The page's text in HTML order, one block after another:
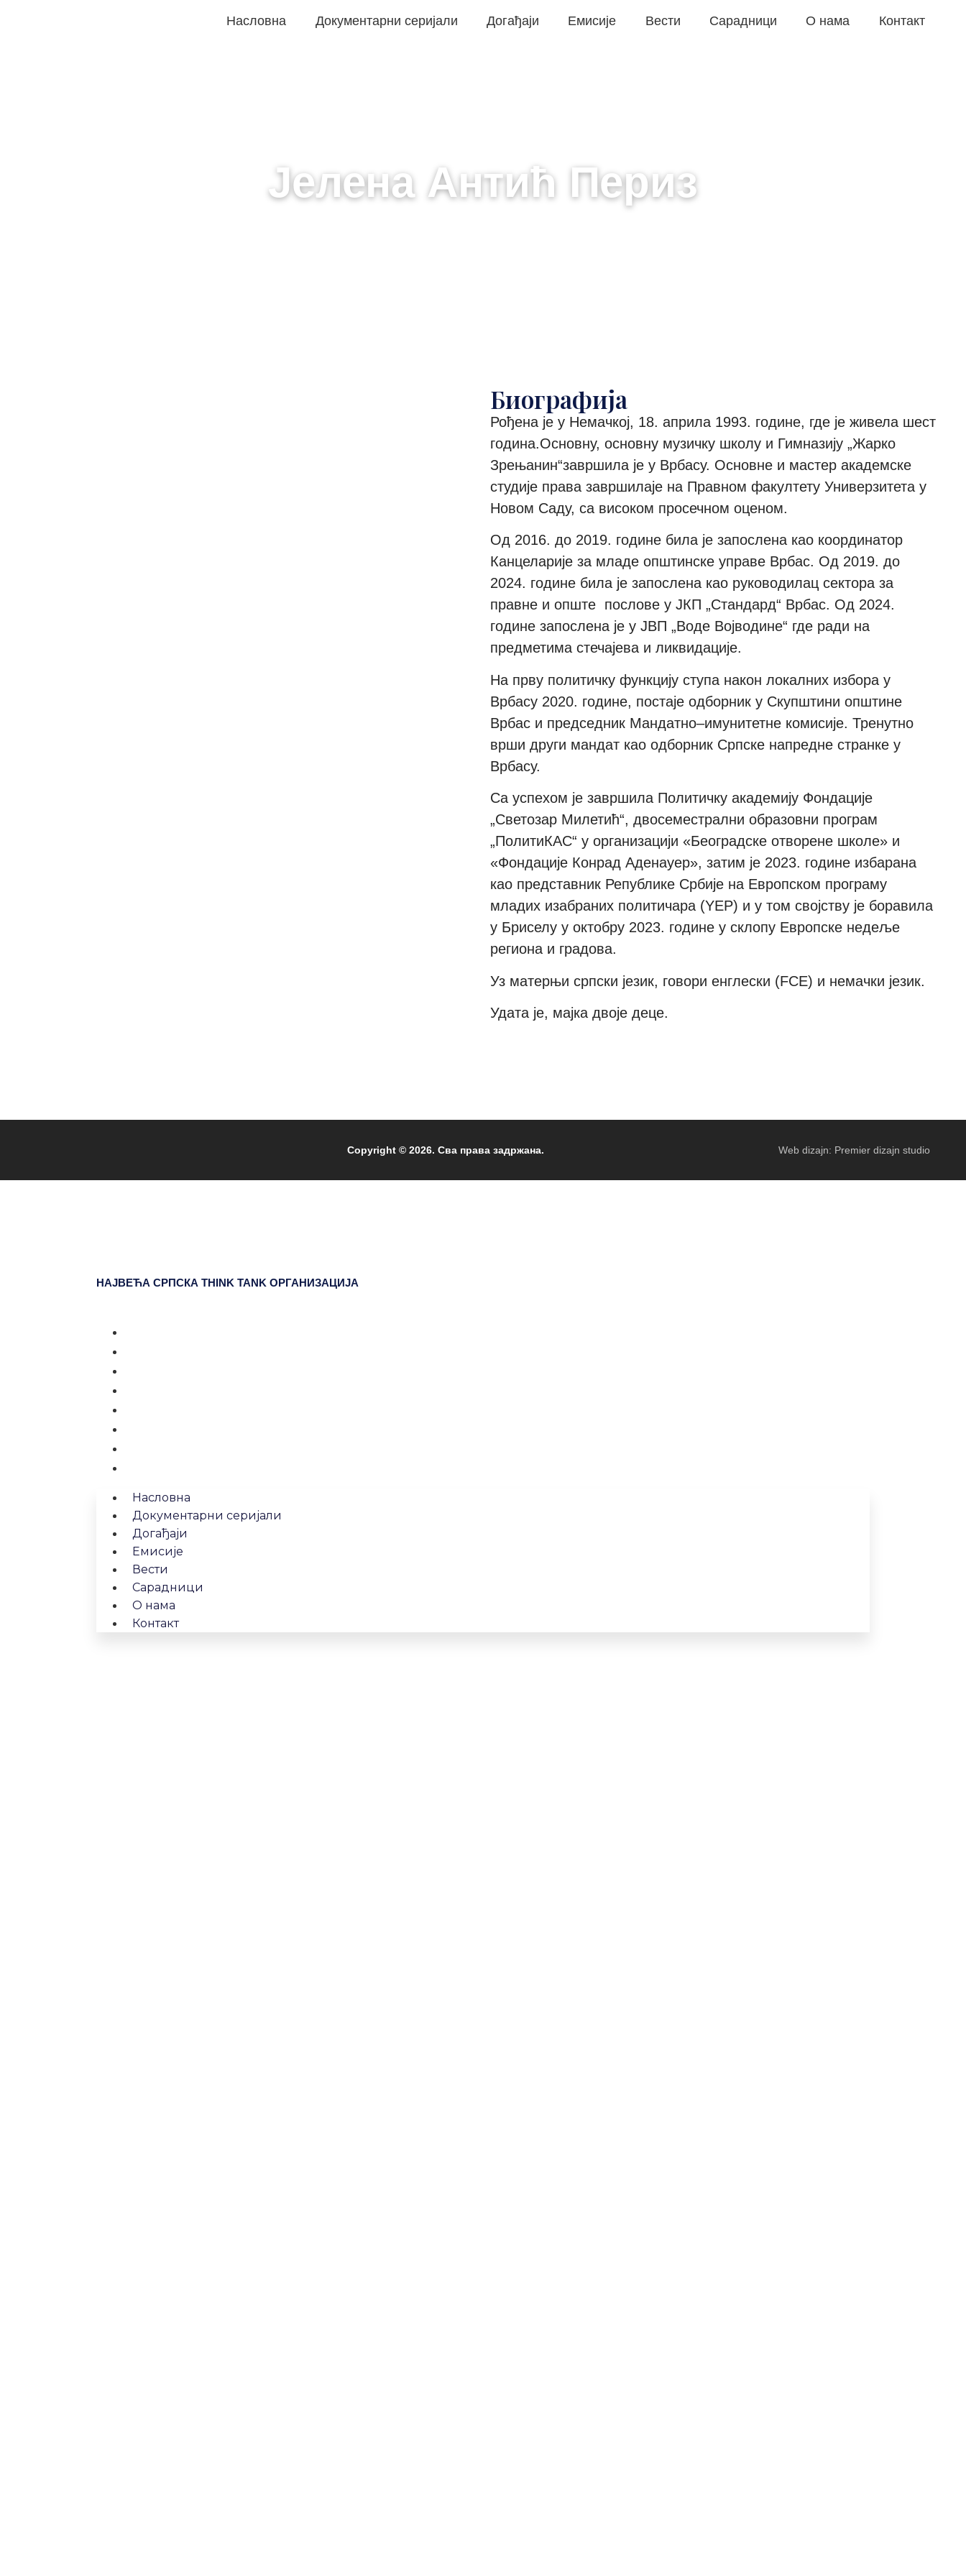
Насловна Документарни серијали Догађаји Емисије Вести Сарадници О нама Контакт
Јелена Антић Периз
Биографија
Рођена је у Немачкој, 18. априла 1993. године, где је живела шест
година.Основну, основну музичку школу и Гимназију „Жарко
Зрењанин“завршила је у Врбасу. Основне и мастер академске
студије права завршилаје на Правном факултету Универзитета у
Новом Саду, са високом просечном оценом.
Од 2016. до 2019. године била је запослена као координатор
Канцеларије за младе општинске управе Врбас. Од 2019. до
2024. године била је запослена као руководилац сектора за
правне и опште послове у ЈКП „Стандард“ Врбас. Од 2024.
године запослена је у ЈВП „Воде Војводине“ где ради на
предметима стечајева и ликвидације.
На прву политичку функцију ступа након локалних избора у
Врбасу 2020. године, постаје одборник у Скупштини општине
Врбас и председник Мандатно–имунитетне комисије. Тренутно
врши други мандат као одборник Српске напредне странке у
Врбасу.
Са успехом је завршила Политичку академију Фондације
„Светозар Милетић“, двосеместрални образовни програм
„ПолитиКАС“ у организацији «Београдске отворене школе» и
«Фондације Конрад Аденауер», затим је 2023. године избарана
као представник Републике Србије на Европском програму
младих изабраних политичара (YEP) и у том својству је боравила
у Бриселу у октобру 2023. године у склопу Европске недеље
региона и градова.
Уз матерњи српски језик, говори енглески (FCE) и немачки језик.
Удата је, мајка двоје деце.
Copyright © 2026. Сва права задржана. Web dizajn: Premier dizajn studio
НАЈВЕЋА СРПСКА THINK TANK ОРГАНИЗАЦИЈА
Насловна
Документарни серијали
Догађаји
Емисије
Вести
Сарадници
О нама
Контакт